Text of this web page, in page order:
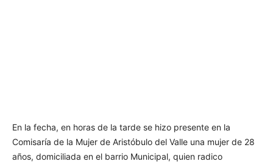
En la fecha, en horas de la tarde se hizo presente en la
Comisaría de la Mujer de Aristóbulo del Valle una mujer de 28
años, domiciliada en el barrio Municipal, quien radico